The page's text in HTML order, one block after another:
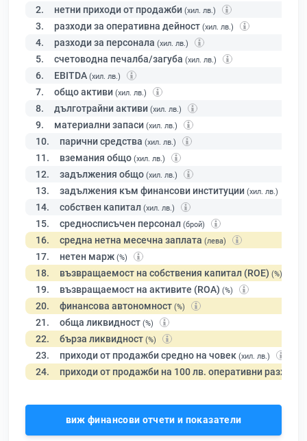
2. нетни приходи от продажби (хил. лв.)
3. разходи за оперативна дейност (хил. лв.)
4. разходи за персонала (хил. лв.)
5. счетоводна печалба/загуба (хил. лв.)
6. EBITDA (хил. лв.)
7. общо активи (хил. лв.)
8. дълготрайни активи (хил. лв.)
9. материални запаси (хил. лв.)
10. парични средства (хил. лв.)
11. вземания общо (хил. лв.)
12. задължения общо (хил. лв.)
13. задължения към финансови институции (хил. лв.)
14. собствен капитал (хил. лв.)
15. средносписъчен персонал (брой)
16. средна нетна месечна заплата (лева)
17. нетен марж (%)
18. възвращаемост на собствения капитал (ROE) (%)
19. възвращаемост на активите (ROA) (%)
20. финансова автономност (%)
21. обща ликвидност (%)
22. бърза ликвидност (%)
23. приходи от продажби средно на човек (хил. лв.)
24. приходи от продажби на 100 лв. оперативни разходи
виж финансови отчети и показатели